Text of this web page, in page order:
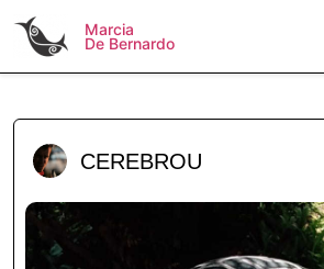
Marcia
De Bernardo
CEREBROU